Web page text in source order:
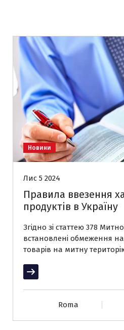
Новини
Лис 5 2024
Правила ввезення
продуктів в Україну
Згідно зі статтею 378
встановлені обмеження
товарів на митну
Читати далі
Roma